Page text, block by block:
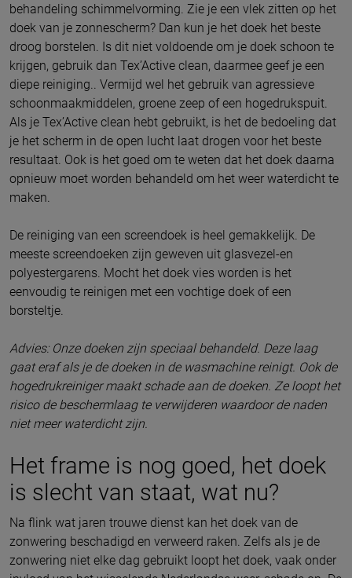
behandeling schimmelvorming. Zie je een vlek zitten op het
doek van je zonnescherm? Dan kun je het doek het beste
droog borstelen. Is dit niet voldoende om je doek schoon te
krijgen, gebruik dan Tex’Active clean, daarmee geef je een
diepe reiniging.. Vermijd wel het gebruik van agressieve
schoonmaakmiddelen, groene zeep of een hogedrukspuit.
Als je Tex’Active clean hebt gebruikt, is het de bedoeling dat
je het scherm in de open lucht laat drogen voor het beste
resultaat. Ook is het goed om te weten dat het doek daarna
opnieuw moet worden behandeld om het weer waterdicht te
maken.
De reiniging van een screendoek is heel gemakkelijk. De
meeste screendoeken zijn geweven uit glasvezel-en
polyestergarens. Mocht het doek vies worden is het
eenvoudig te reinigen met een vochtige doek of een
borsteltje.
Advies: Onze doeken zijn speciaal behandeld. Deze laag
gaat eraf als je de doeken in de wasmachine reinigt. Ook de
hogedrukreiniger maakt schade aan de doeken. Ze loopt het
risico de beschermlaag te verwijderen waardoor de naden
niet meer waterdicht zijn.
Het frame is nog goed, het doek
is slecht van staat, wat nu?
Na flink wat jaren trouwe dienst kan het doek van de
zonwering beschadigd en verweerd raken. Zelfs als je de
zonwering niet elke dag gebruikt loopt het doek, vaak onder